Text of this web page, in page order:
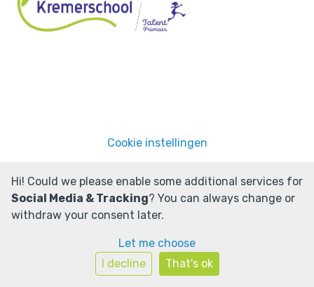
Cookie instellingen
Powered by Social Schools
Hi! Could we please enable some additional services for
Social Media & Tracking? You can always change or
withdraw your consent later.
Let me choose
I decline
That's ok